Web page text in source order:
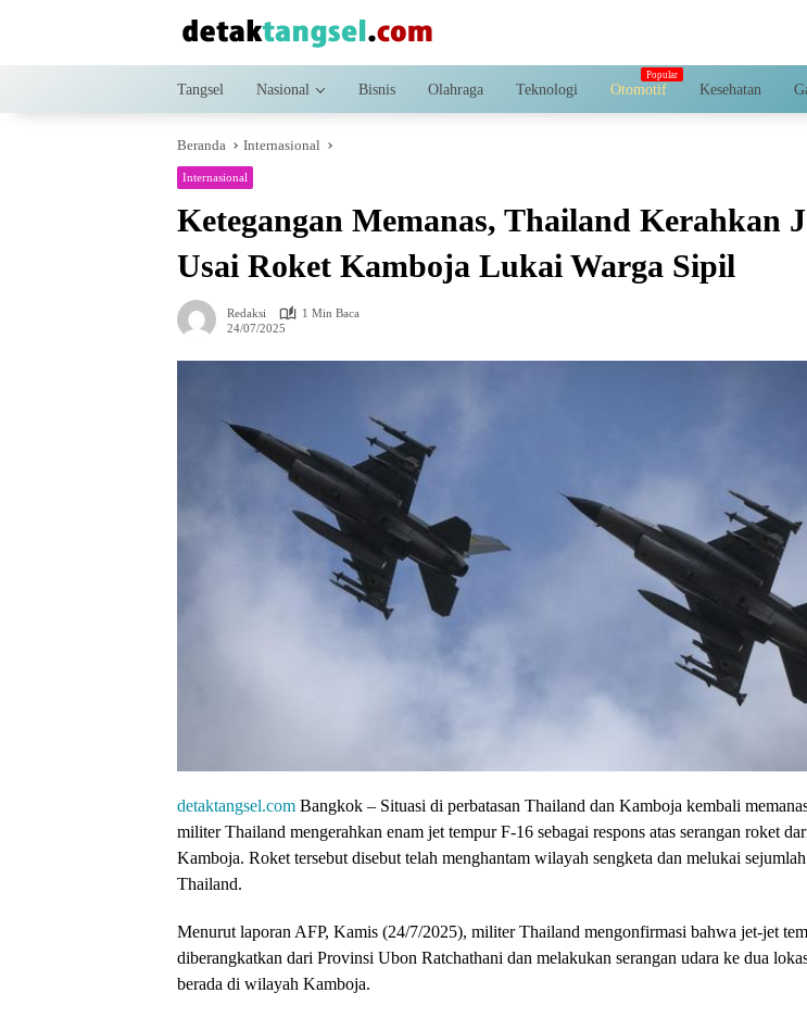
Tangsel Nasional Bisnis Olahraga Teknologi Otomotif Kesehatan
Beranda Internasional
Internasional
Ketegangan Memanas, Thailand Kerahkan
Usai Roket Kamboja Lukai Warga Sipil
Redaksi
1 Min Baca
24/07/2025
detaktangsel.com Bangkok – Situasi di perbatasan Thailand dan Kamboja kembali
militer Thailand mengerahkan enam jet tempur F-16 sebagai respons atas serangan roket
Kamboja. Roket tersebut disebut telah menghantam wilayah sengketa dan melukai
Thailand.
Menurut laporan AFP, Kamis (24/7/2025), militer Thailand mengonfirmasi bahwa jet-jet
diberangkatkan dari Provinsi Ubon Ratchathani dan melakukan serangan udara ke dua
berada di wilayah Kamboja.